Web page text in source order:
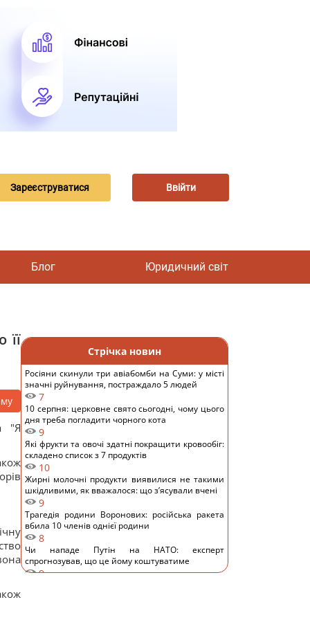
Зареєструватися Ввійти
Блог Юридичний світ
її
"Я
Стрічка новин
Росіяни скинули три авіабомби на Суми: у місті
значні руйнування, постраждало 5 людей
7
10 серпня: церковне свято сьогодні, чому цього
дня треба погладити чорного кота
9
Які фрукти та овочі здатні покращити кровообіг:
складено список з 7 продуктів
10
Жирні молочні продукти виявилися не такими
шкідливими, як вважалося: що з’ясували вчені
9
Трагедія родини Воронових: російська ракета
вбила 10 членів однієї родини
8
Чи нападе Путін на НАТО: експерт
спрогнозував, що це йому коштуватиме
9